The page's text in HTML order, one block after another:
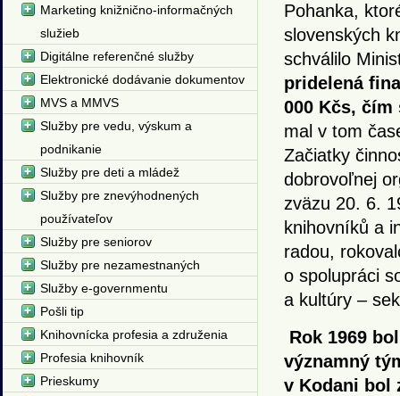
Pohanka,
slovenských
schválilo
pridelená
000 Kčs, čím
mal v tom
Začiatky
dobrovoľnej
zväzu 20. 6.
knihovníků a
radou,
o spolupráci
a kultúry –
Rok 1969
významný
v Kodani bol
Marketing knižnično-informačných
služieb
Digitálne referenčné služby
Elektronické dodávanie dokumentov
MVS a MMVS
Služby pre vedu, výskum a
podnikanie
Služby pre deti a mládež
Služby pre znevýhodnených
používateľov
Služby pre seniorov
Služby pre nezamestnaných
Služby e-governmentu
Pošli tip
Knihovnícka profesia a združenia
Profesia knihovník
Prieskumy